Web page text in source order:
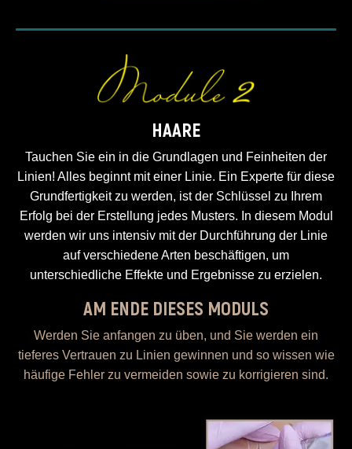
HAARE
Tauchen Sie ein in die Grundlagen und Feinheiten der
Linien! Alles beginnt mit einer Linie. Ein Experte für diese
Grundfertigkeit zu werden, ist der Schlüssel zu Ihrem
Erfolg bei der Erstellung jedes Musters. In diesem Modul
werden wir uns intensiv mit der Durchführung der Linie
auf verschiedene Arten beschäftigen, um
unterschiedliche Effekte und Ergebnisse zu erzielen.
AM ENDE DIESES MODULS
Werden Sie anfangen zu üben, und Sie werden ein
tieferes Vertrauen zu Linien gewinnen und so wissen wie
häufige Fehler zu vermeiden sowie zu korrigieren sind.